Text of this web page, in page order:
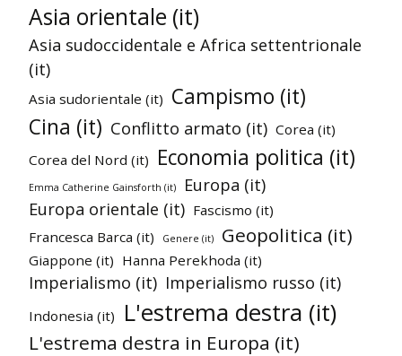
Asia orientale (it)
Asia sudoccidentale e Africa settentrionale
(it)
Asia sudorientale (it) Campismo (it)
Cina (it) Conflitto armato (it) Corea (it)
Corea del Nord (it) Economia politica (it)
Emma Catherine Gainsforth (it)
Europa (it)
Europa orientale (it) Fascismo (it)
Francesca Barca (it)
Genere (it) Geopolitica (it)
Giappone (it) Hanna Perekhoda (it)
Imperialismo (it) Imperialismo russo (it)
Indonesia (it) L'estrema destra (it)
L'estrema destra in Europa (it)